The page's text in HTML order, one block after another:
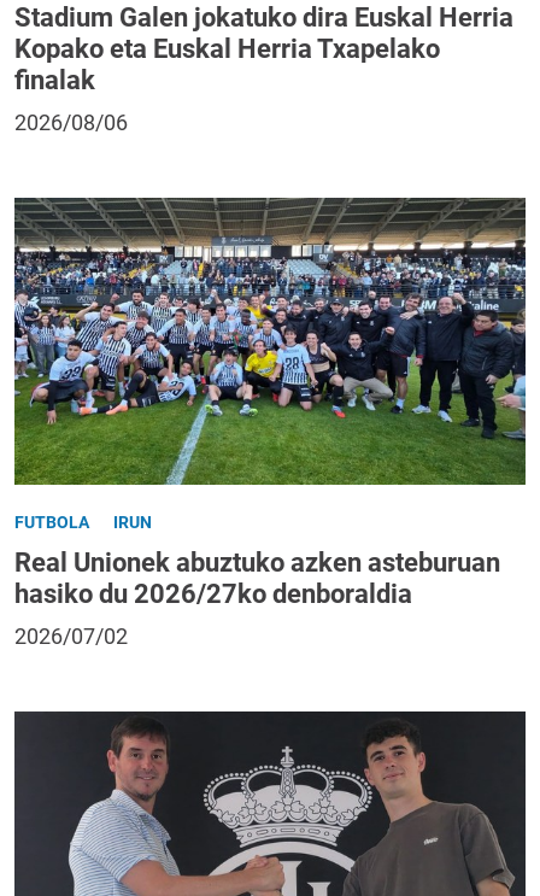
Stadium Galen jokatuko dira Euskal Herria
Kopako eta Euskal Herria Txapelako
finalak
2026/08/06
FUTBOLA IRUN
Real Unionek abuztuko azken asteburuan
hasiko du 2026/27ko denboraldia
2026/07/02